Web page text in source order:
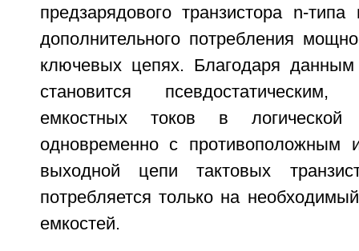
предзарядового транзистора n-типа
дополнительного потребления
ключевых цепях. Благодаря данным
становится
емкостных токов в логической
одновременно с противоположным
выходной цепи тактовых
потребляется только на
емкостей.